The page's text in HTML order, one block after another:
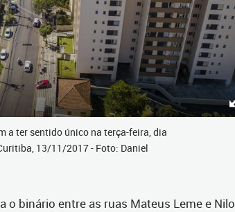
a ter sentido único na terça-feira, dia
13/11/2017 - Foto: Daniel
o binário entre as ruas Mateus Leme e Nilo